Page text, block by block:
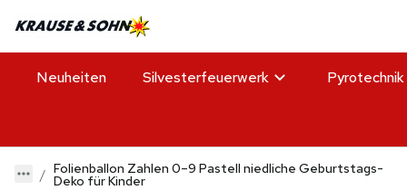
Neuheiten Silvesterfeuerwerk Pyrotechnik
Folienballon Zahlen 0–9 Pastell niedliche Geburtstags-
Deko für Kinder